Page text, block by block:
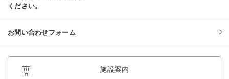
ください。
お問い合わせフォーム
施設案内